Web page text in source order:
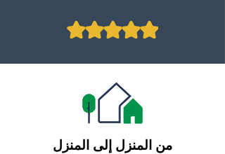
من المنزل إلى المنزل